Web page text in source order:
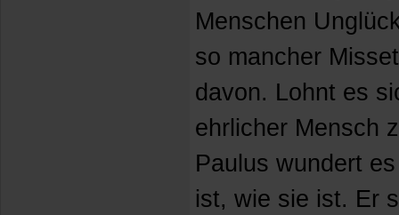
Menschen
so mancher
davon. Lohnt es
ehrlicher Mensch
Paulus wundert
ist, wie sie ist. Er